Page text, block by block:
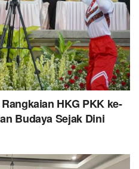
HKG PKK ke-
Budaya Sejak Dini